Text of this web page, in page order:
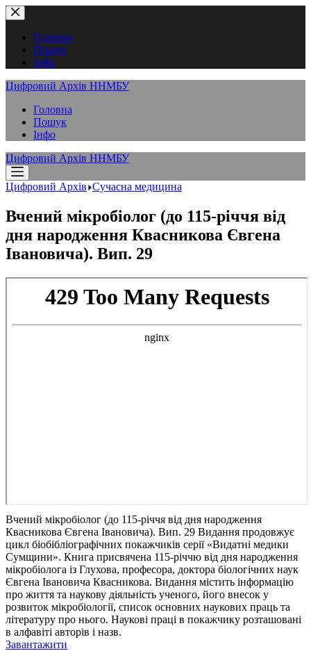
Перейти
до
вмістуГоловна
Пошук
Інфо
Цифровий Архів ННМБУ
Головна
Пошук
Інфо
Цифровий Архів ННМБУ
Цифровий Архів Сучасна медицина
Вчений мікробіолог (до 115-річчя від
дня народження Квасникова Євгена
Івановича). Вип. 29
Вчений мікробіолог (до 115-річчя від дня народження
Квасникова Євгена Івановича). Вип. 29 Видання продовжує
цикл біобібліографічних покажчиків серії «Видатні медики
Сумщини». Книга присвячена 115-річчю від дня народження
мікробіолога із Глухова, професора, доктора біологічних наук
Євгена Івановича Квасникова. Видання містить інформацію
про життя та наукову діяльність ученого, його внесок у
розвиток мікробіології, список основних наукових праць та
літературу про нього. Наукові праці в покажчику розташовані
в алфавіті авторів і назв.
Завантажити